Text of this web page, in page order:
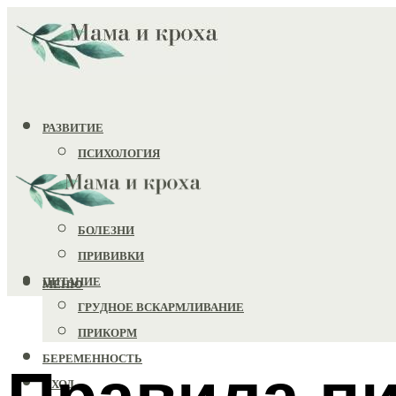
РАЗВИТИЕ
ПСИХОЛОГИЯ
ИГРУШКИ
ЗДОРОВЬЕ
БОЛЕЗНИ
ПРИВИВКИ
ПИТАНИЕ
ГРУДНОЕ ВСКАРМЛИВАНИЕ
ПРИКОРМ
БЕРЕМЕННОСТЬ
УХОД
МЕНЮ